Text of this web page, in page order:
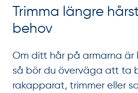
Trimma längre
behov
Om ditt hår på armarna
så bör du överväga att ta
rakapparat, trimmer eller